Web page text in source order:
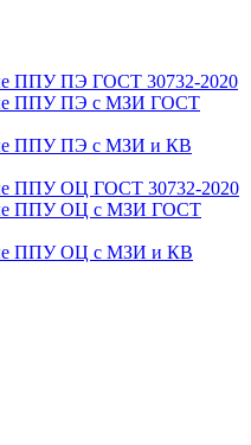
ППУ ПЭ ГОСТ 30732-2020
ППУ ПЭ с МЗИ ГОСТ
ППУ ПЭ с МЗИ и КВ
ППУ ОЦ ГОСТ 30732-2020
ППУ ОЦ с МЗИ ГОСТ
ППУ ОЦ с МЗИ и КВ